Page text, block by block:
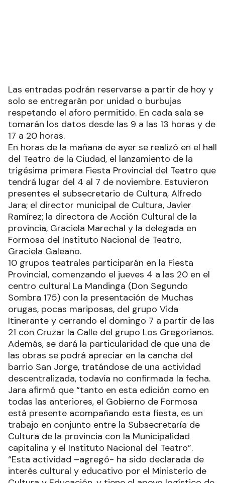
Las entradas podrán reservarse a partir de hoy y
solo se entregarán por unidad o burbujas
respetando el aforo permitido. En cada sala se
tomarán los datos desde las 9 a las 13 horas y de
17 a 20 horas.
En horas de la mañana de ayer se realizó en el hall
del Teatro de la Ciudad, el lanzamiento de la
trigésima primera Fiesta Provincial del Teatro que
tendrá lugar del 4 al 7 de noviembre. Estuvieron
presentes el subsecretario de Cultura, Alfredo
Jara; el director municipal de Cultura, Javier
Ramírez; la directora de Acción Cultural de la
provincia, Graciela Marechal y la delegada en
Formosa del Instituto Nacional de Teatro,
Graciela Galeano.
10 grupos teatrales participarán en la Fiesta
Provincial, comenzando el jueves 4 a las 20 en el
centro cultural La Mandinga (Don Segundo
Sombra 175) con la presentación de Muchas
orugas, pocas mariposas, del grupo Vida
Itinerante y cerrando el domingo 7 a partir de las
21 con Cruzar la Calle del grupo Los Gregorianos.
Además, se dará la particularidad de que una de
las obras se podrá apreciar en la cancha del
barrio San Jorge, tratándose de una actividad
descentralizada, todavía no confirmada la fecha.
Jara afirmó que “tanto en esta edición como en
todas las anteriores, el Gobierno de Formosa
está presente acompañando esta fiesta, es un
trabajo en conjunto entre la Subsecretaría de
Cultura de la provincia con la Municipalidad
capitalina y el Instituto Nacional del Teatro”.
“Esta actividad –agregó- ha sido declarada de
interés cultural y educativo por el Ministerio de